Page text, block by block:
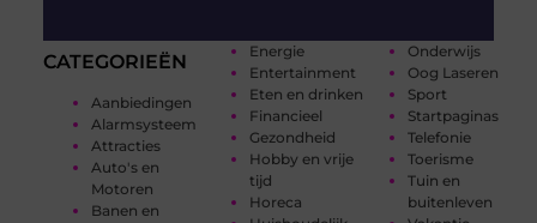
CATEGORIEËN
Aanbiedingen
Alarmsysteem
Attracties
Auto's en
Motoren
Banen en
Energie
Entertainment
Eten en drinken
Financieel
Gezondheid
Hobby en vrije
tijd
Horeca
Onderwijs
Oog Laseren
Sport
Startpaginas
Telefonie
Toerisme
Tuin en
buitenleven